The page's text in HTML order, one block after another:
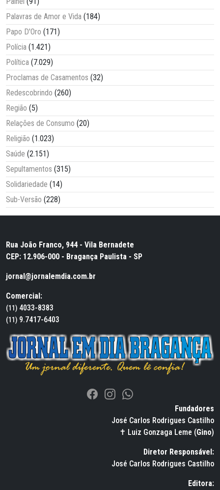
Palavras de Amor e Vida (184)
Papo D'Oro (171)
Polícia (1.421)
Política (7.029)
Proclamas de Casamentos (32)
Redescobrindo (260)
Região (5)
Relações de Consumo (20)
Religião (1.023)
Saúde (2.151)
Sepultamentos (315)
Solidariedade (14)
Sub-Versão (228)
Rua João Franco, 944 - Vila Bernadete
CEP: 12.906-000 - Bragança Paulista - SP
jornal@jornalemdia.com.br
Comercial:
(11) 4033-8383
(11) 9.7417-6403
Fundadores
José Carlos Rodrigues Castilho
✝ Luiz Gonzaga Leme (Gino)
Diretor Responsável:
José Carlos Rodrigues Castilho
Editora: